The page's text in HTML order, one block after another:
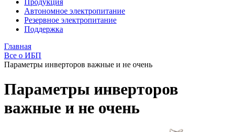
Продукция
Автономное электропитание
Резервное электропитание
Поддержка
Главная
Все о ИБП
Параметры инверторов важные и не очень
Параметры инверторов
важные и не очень